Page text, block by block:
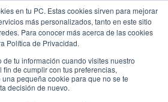
en tu PC. Estas cookies sirven para mejorar
más personalizados, tanto en este sitio
Para conocer más acerca de las cookies
Política de Privacidad.
tu información cuando visites nuestro
de cumplir con tus preferencias,
pequeña cookie para que no se te
decisión de nuevo.